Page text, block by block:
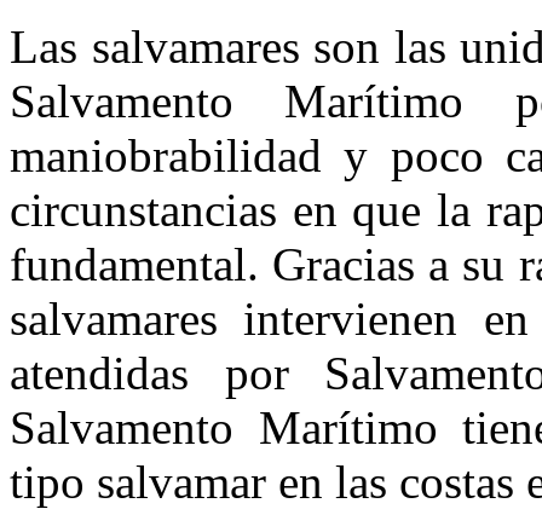
Las salvamares son las
Salvamento
maniobrabilidad y poco
circunstancias en que la
fundamental. Gracias a su
salvamares intervienen
atendidas por
Salvamento Marítimo
tipo salvamar en las costas